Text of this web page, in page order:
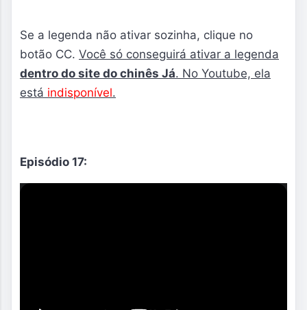
Se a legenda não ativar sozinha, clique no
botão CC. Você só conseguirá ativar a legenda
dentro do site do chinês Já. No Youtube, ela
está indisponível.
Episódio 17: